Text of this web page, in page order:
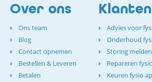
Over ons
Ons team
Blog
Contact opnemen
Bestellen & Leveren
Betalen
Advies voor
Onderhoud
Storing melden
Repareren
Keuren fysio